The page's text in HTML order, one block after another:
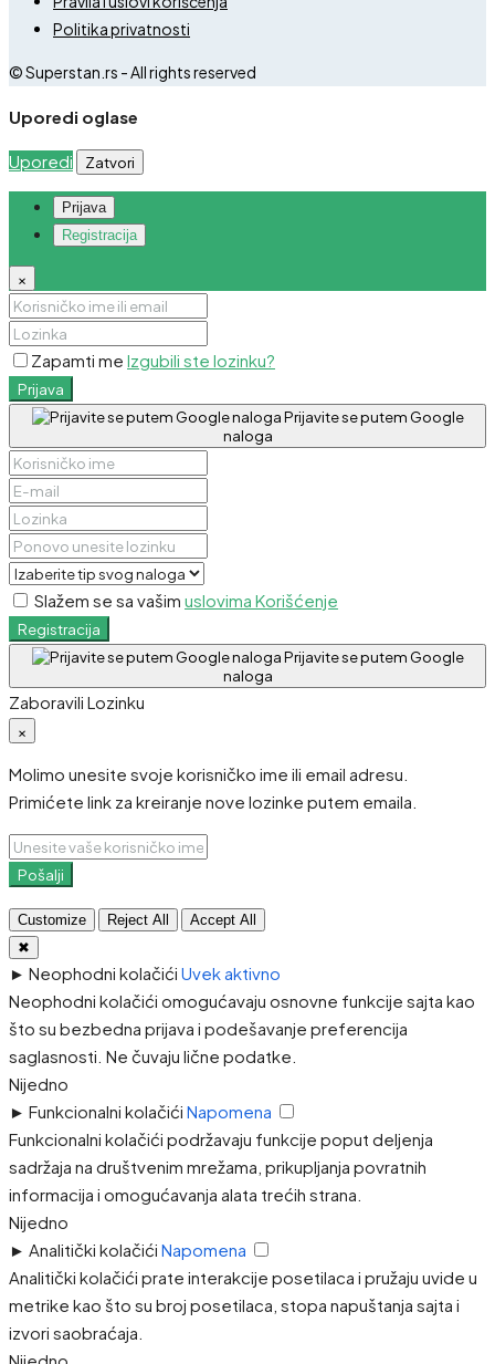
Politika privatnosti
© Superstan.rs - All rights reserved
Uporedi oglase
Uporedi Zatvori
Prijava
Registracija
×
Zapamti me Izgubili ste lozinku?
Prijava
Prijavite se putem Google
naloga
Slažem se sa vašim uslovima Korišćenje
Registracija
Prijavite se putem Google
naloga
Zaboravili Lozinku
×
Molimo unesite svoje korisničko ime ili email adresu.
Primićete link za kreiranje nove lozinke putem emaila.
Pošalji
Customize Reject All
Accept All
✖
► Neophodni kolačići Uvek aktivno
Neophodni kolačići omogućavaju osnovne funkcije sajta kao
što su bezbedna prijava i podešavanje preferencija
saglasnosti. Ne čuvaju lične podatke.
Nijedno
► Funkcionalni kolačići Napomena
Funkcionalni kolačići podržavaju funkcije poput deljenja
sadržaja na društvenim mrežama, prikupljanja povratnih
informacija i omogućavanja alata trećih strana.
Nijedno
► Analitički kolačići Napomena
Analitički kolačići prate interakcije posetilaca i pružaju uvide u
metrike kao što su broj posetilaca, stopa napuštanja sajta i
izvori saobraćaja.
Nijedno